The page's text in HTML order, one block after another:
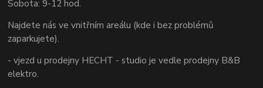
Sobota: 9-12 hod.
Najdete nás ve vnitřním areálu (kde i bez problémů
zaparkujete).
- vjezd u prodejny HECHT - studio je vedle prodejny B&B
elektro.